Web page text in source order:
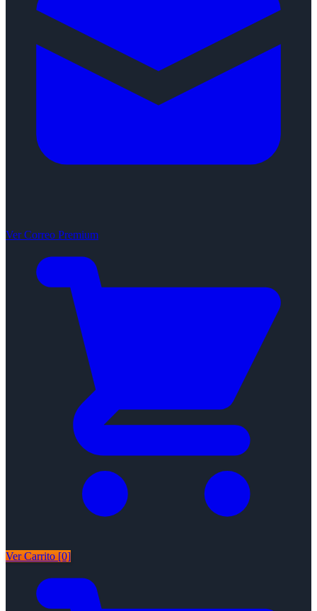
Ver Correo Premium
Ver Carrito [0]